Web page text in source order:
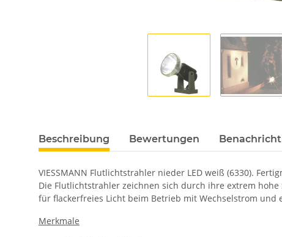
Beschreibung Bewertungen
VIESSMANN Flutlichtstrahler nieder LED weiß (6330).
Die Flutlichtstrahler zeichnen sich durch ihre extrem
für flackerfreies Licht beim Betrieb mit Wechselstrom und
Merkmale